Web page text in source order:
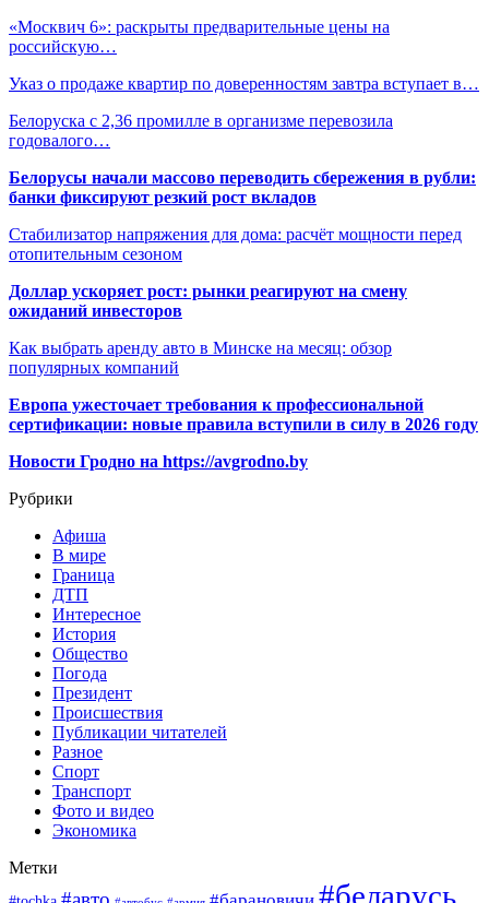
«Москвич 6»: раскрыты предварительные цены на
российскую…
Указ о продаже квартир по доверенностям завтра вступает в…
Белоруска с 2,36 промилле в организме перевозила
годовалого…
Белорусы начали массово переводить сбережения в рубли:
банки фиксируют резкий рост вкладов
Стабилизатор напряжения для дома: расчёт мощности перед
отопительным сезоном
Доллар ускоряет рост: рынки реагируют на смену
ожиданий инвесторов
Как выбрать аренду авто в Минске на месяц: обзор
популярных компаний
Европа ужесточает требования к профессиональной
сертификации: новые правила вступили в силу в 2026 году
Новости Гродно на https://avgrodno.by
Рубрики
Афиша
В мире
Граница
ДТП
Интересное
История
Общество
Погода
Президент
Происшествия
Публикации читателей
Разное
Спорт
Транспорт
Фото и видео
Экономика
Метки
#беларусь